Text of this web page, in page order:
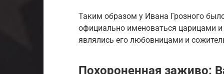
Таким образом у Ивана Грозного
официально именоваться царицами
являлись его любовницами и
Похороненная заживо: